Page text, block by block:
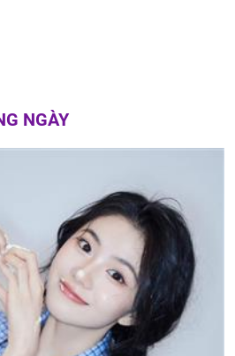
NGÀY